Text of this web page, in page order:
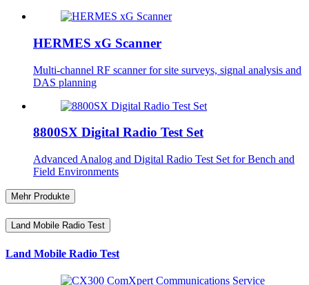
HERMES xG Scanner
Multi-channel RF scanner for site surveys, signal analysis and
DAS planning
8800SX Digital Radio Test Set
Advanced Analog and Digital Radio Test Set for Bench and
Field Environments
Mehr Produkte
Land Mobile Radio Test
Land Mobile Radio Test